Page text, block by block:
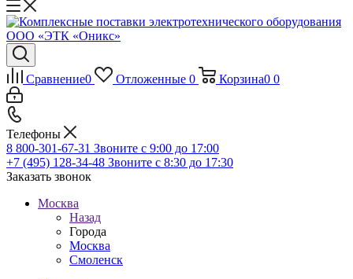
Сравнение0 Отложенные 0 Корзина0 0
Телефоны
8 800-301-67-31 Звоните с 9:00 до 17:00
+7 (495) 128-34-48 Звоните с 8:30 до 17:30
Заказать звонок
Москва
Назад
Города
Москва
Смоленск